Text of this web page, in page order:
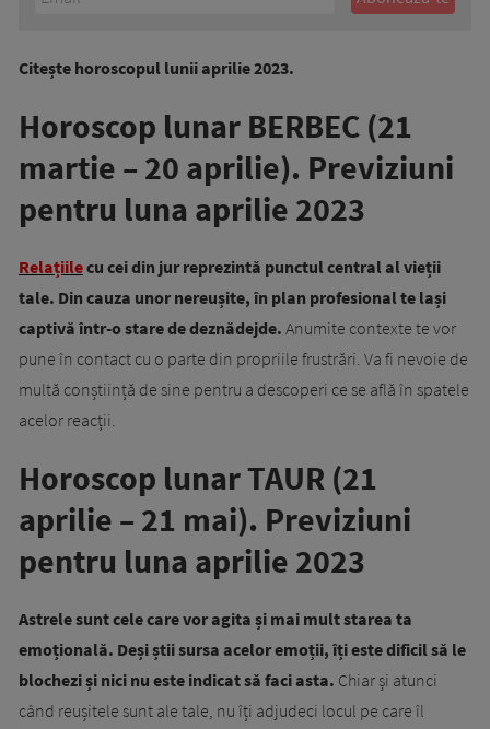
Citește horoscopul lunii aprilie 2023.
Horoscop lunar BERBEC (21
martie – 20 aprilie). Previziuni
pentru luna aprilie 2023
Relațiilecu cei din jur reprezintă punctul central al vieții
tale. Din cauza unor nereușite, în plan profesional te lași
captivă într-o stare de deznădejde. Anumite contexte te vor
pune în contact cu o parte din propriile frustrări. Va fi nevoie de
multă conștiință de sine pentru a descoperi ce se află în spatele
acelor reacții.
Horoscop lunar TAUR (21
aprilie – 21 mai). Previziuni
pentru luna aprilie 2023
Astrele sunt cele care vor agita și mai mult starea ta
emoțională. Deși știi sursa acelor emoții, îți este dificil să le
blochezi și nici nu este indicat să faci asta. Chiar și atunci
când reușitele sunt ale tale, nu îți adjudeci locul pe care îl